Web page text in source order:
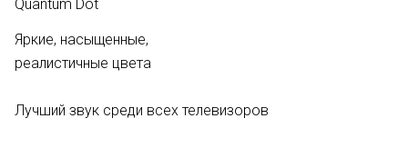
Quantum Dot
Яркие, насыщенные,
реалистичные цвета
Лучший звук среди всех телевизоров